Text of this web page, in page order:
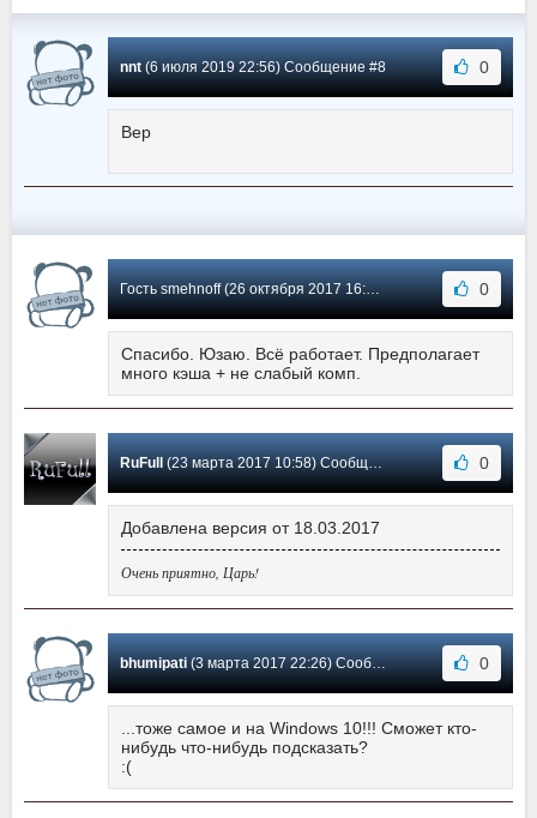
nnt(6 июля 2019 22:56) Сообщение #8 0
Вер
Гость smehnoff (26 октября 2017 16:22) Сообщение #7 0
Спасибо. Юзаю. Всё работает. Предполагает
много кэша + не слабый комп.
RuFull (23 марта 2017 10:58) Сообщение #6 0
Добавлена версия от 18.03.2017
Очень приятно, Царь!
bhumipati(3 марта 2017 22:26) Сообщение #5 0
...тоже самое и на Windows 10!!! Сможет кто-
нибудь что-нибудь подсказать?
:(